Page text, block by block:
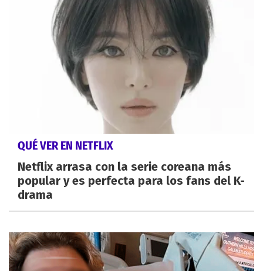
QUÉ VER EN NETFLIX
Netflix arrasa con la serie coreana más
popular y es perfecta para los fans del K-
drama